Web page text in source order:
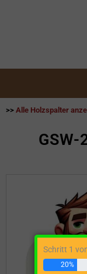
>> Alle Holzspalter
GSW-
Schritt 1
20%